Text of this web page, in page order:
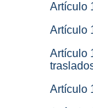
Artículo
Artículo
Artículo
Artículo